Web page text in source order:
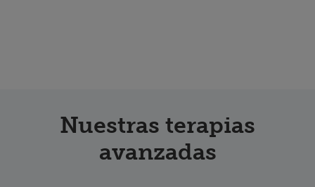
Nuestras terapias
avanzadas